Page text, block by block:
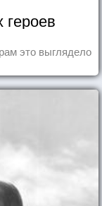
героев
это выглядело